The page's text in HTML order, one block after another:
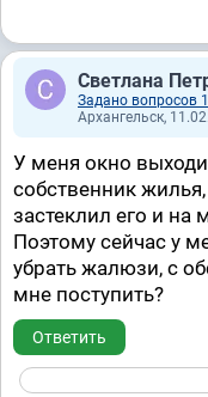
Светлана
Задано вопросов 1
Архангельск,
У меня окно
собственник
застеклил его и
Поэтому сейчас у
убрать жалюзи, с
мне поступить?
Ответить